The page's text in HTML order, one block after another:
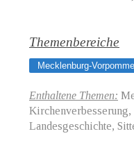
Themenbereiche
Mecklenburg-
Enthaltene Themen:
Landesgeschichte,